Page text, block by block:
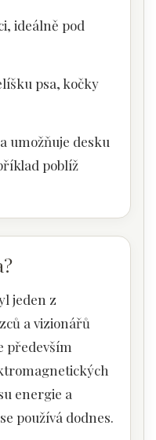
ideálně pod
psa, kočky
umožňuje desku
poblíž
jeden z
a vizionářů
především
energie a
používá dodnes.